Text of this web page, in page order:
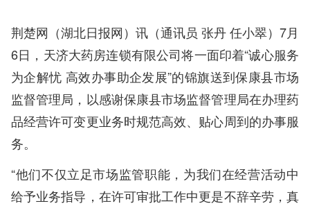
荆楚网（湖北日报网）讯（通讯员 张丹 任小翠）7月
6日，天济大药房连锁有限公司将一面印着“诚心服务
为企解忧 高效办事助企发展”的锦旗送到保康县市场
监督管理局，以感谢保康县市场监督管理局在办理药
品经营许可变更业务时规范高效、贴心周到的办事服
务。
“他们不仅立足市场监管职能，为我们在经营活动中
给予业务指导，在许可审批工作中更是不辞辛劳，真